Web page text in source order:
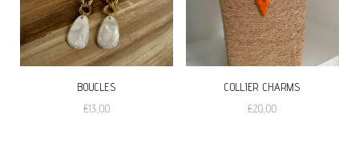
BOUCLES
€13,00
COLLIER CHARMS
€20,00